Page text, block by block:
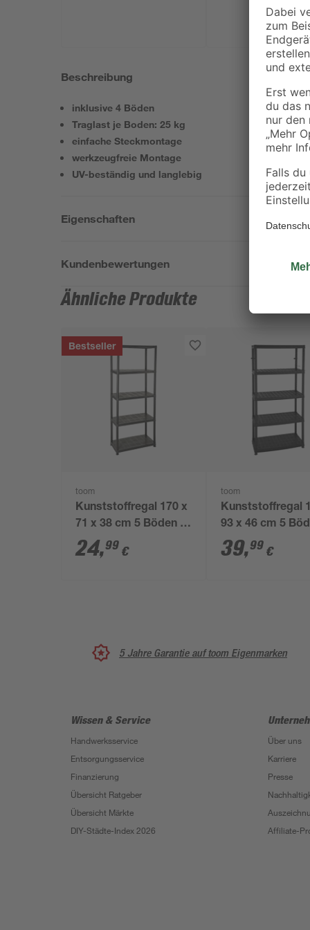
Beschreibung
inklusive 4 Böden
Traglast je Boden: 25 kg
einfache Steckmontage
werkzeugfreie Montage
UV-beständig und langlebig
Eigenschaften
Kundenbewertungen
Ähnliche Produkte
Bestseller
toom
Kunststoffregal 170 x
71 x 38 cm 5 Böden à
30 kg
24,99 €
toom
Kunststoffregal
93 x 46 cm 5
70 kg
39,99 €
5 Jahre Garantie auf toom Eigenmarken
Wissen & Service
Handwerksservice
Entsorgungsservice
Finanzierung
Übersicht Ratgeber
Übersicht Märkte
DIY-Städte-Index 2026
Über uns
Karriere
Presse
Affiliate-